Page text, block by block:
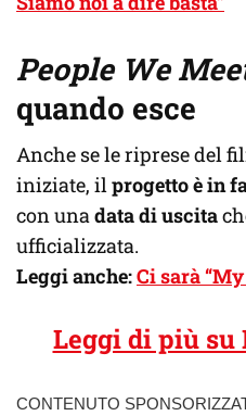
People We
quando esce
Anche se le riprese del
iniziate, ilprogetto è in
con unadata di uscita
ufficializzata.
Leggi anche:Ci sarà
Leggi di più